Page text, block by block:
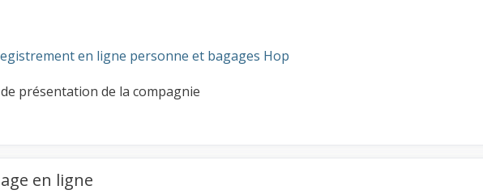
en ligne personne et bagages Hop
présentation de la compagnie
en ligne